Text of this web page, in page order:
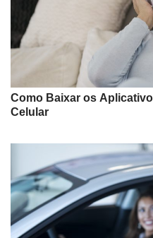
Como Baixar os
Celular